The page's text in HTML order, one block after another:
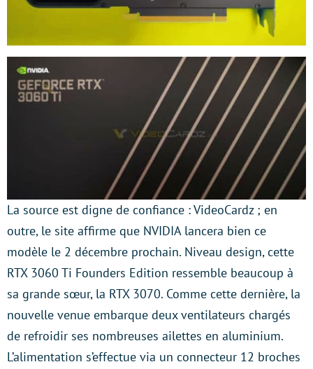
La source est digne de confiance : VideoCardz ; en
outre, le site affirme que NVIDIA lancera bien ce
modèle le 2 décembre prochain. Niveau design, cette
RTX 3060 Ti Founders Edition ressemble beaucoup à
sa grande sœur, la RTX 3070. Comme cette dernière, la
nouvelle venue embarque deux ventilateurs chargés
de refroidir ses nombreuses ailettes en aluminium.
L’alimentation s’effectue via un connecteur 12 broches